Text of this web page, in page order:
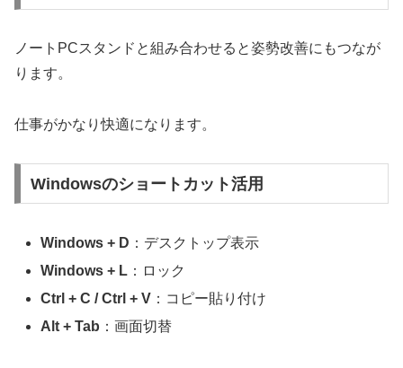
ノートPCスタンドと組み合わせると姿勢改善にもつなが
ります。
仕事がかなり快適になります。
Windowsのショートカット活用
Windows + D ：デスクトップ表示
Windows + L ：ロック
Ctrl + C / Ctrl + V ：コピー貼り付け
Alt + Tab ：画面切替